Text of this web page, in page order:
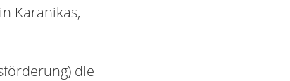
Karanikas,
die